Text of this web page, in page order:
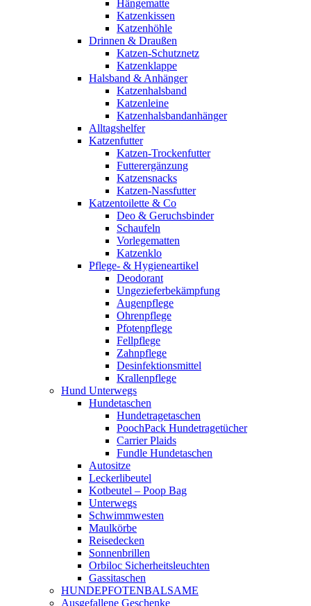
Hängematte
Katzenkissen
Katzenhöhle
Drinnen & Draußen
Katzen-Schutznetz
Katzenklappe
Halsband & Anhänger
Katzenhalsband
Katzenleine
Katzenhalsbandanhänger
Alltagshelfer
Katzenfutter
Katzen-Trockenfutter
Futterergänzung
Katzensnacks
Katzen-Nassfutter
Katzentoilette & Co
Deo & Geruchsbinder
Schaufeln
Vorlegematten
Katzenklo
Pflege- & Hygieneartikel
Deodorant
Ungezieferbekämpfung
Augenpflege
Ohrenpflege
Pfotenpflege
Fellpflege
Zahnpflege
Desinfektionsmittel
Krallenpflege
Hund Unterwegs
Hundetaschen
Hundetragetaschen
PoochPack Hundetragetücher
Carrier Plaids
Fundle Hundetaschen
Autositze
Leckerlibeutel
Kotbeutel – Poop Bag
Unterwegs
Schwimmwesten
Maulkörbe
Reisedecken
Sonnenbrillen
Orbiloc Sicherheitsleuchten
Gassitaschen
HUNDEPFOTENBALSAME
Ausgefallene Geschenke